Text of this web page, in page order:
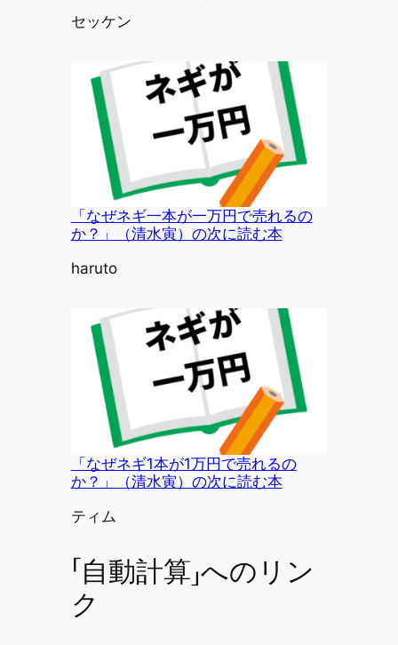
投稿者
セッケン
「なぜネギ一本が一万円で売れるの
か？」（清水寅）の次に読む本
投稿者
haruto
「なぜネギ1本が1万円で売れるの
か？」（清水寅）の次に読む本
投稿者
ティム
「自動計算」へのリン
ク